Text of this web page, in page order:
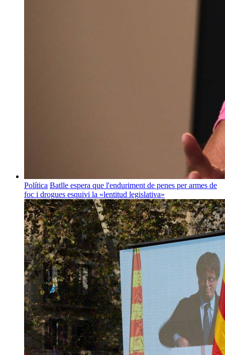
Política Batlle espera que l'enduriment de penes per armes de
foc i drogues esquivi la «lentitud legislativa»